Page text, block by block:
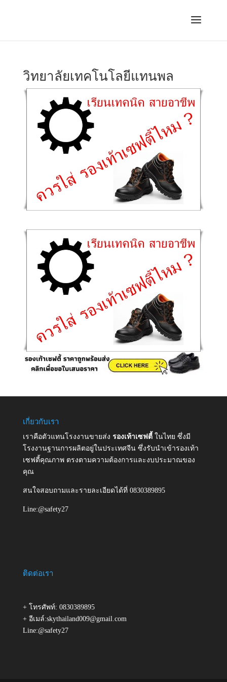
วิทยาลัยเทคโนโลยีแทนพล
เกี่ยวกับเรา
เราคือตัวแทนโรงงานขายส่ง รองเท้าเซฟตี้ ในไทย ซึ่งมี
โรงงานฐานการผลิตอยู่ในประเทศจีน ซึ่งรับนำเข้ารองเท้า
เซฟตี้คุณภาพ ตรงตามความต้องการและงบประมาณของ
คุณ
สนใจสอบถามและรายละเอียดได้ที่ 0830389895
Line:@safety27
ติดต่อเรา
+ โทรศัพท์: 0830389895
+ อีเมล์:skythailand009@gmail.com
Line:@safety27